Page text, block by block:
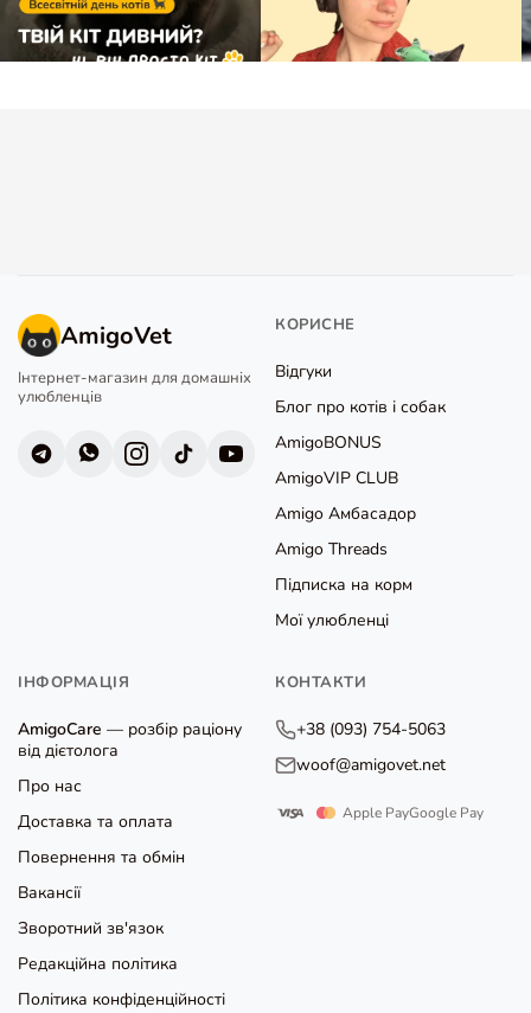
AmigoVet
Інтернет-магазин для домашніх
улюбленців
КОРИСНЕ
Відгуки
Блог про котів і собак
AmigoBONUS
AmigoVIP CLUB
Amigo Амбасадор
Amigo Threads
Підписка на корм
Мої улюбленці
ІНФОРМАЦІЯ
AmigoCare — розбір раціону
від дієтолога
Про нас
Доставка та оплата
Повернення та обмін
Вакансії
Зворотний зв'язок
Редакційна політика
Політика конфіденційності
КОНТАКТИ
+38 (093) 754-5063
woof@amigovet.net
Apple PayGoogle Pay